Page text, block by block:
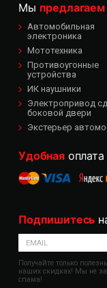
Мы предлагаем
Автомобильная
электроника
Мототехника
Противоугонные
устройства
ИК наушники
Электропривод
боковой двери
Экстерьер
Удобнаяоплата
Подпишитесь
Получайте только
наших скидках! Мы не
спама!